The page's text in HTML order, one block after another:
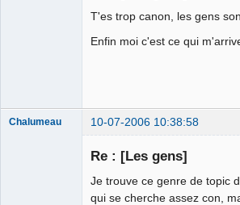
T'es trop canon, les gens
Enfin moi c'est ce qui
Chalumeau 10-07-2006 10:38:58
Re : [Les gens]
Je trouve ce genre de topic
qui se cherche assez con,